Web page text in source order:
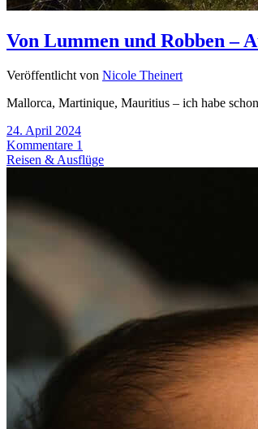
Von Lummen und Robben –
Veröffentlicht von Nicole Theinert
Mallorca, Martinique, Mauritius – ich habe
24. April 2024
Kommentare 1
Reisen & Ausflüge